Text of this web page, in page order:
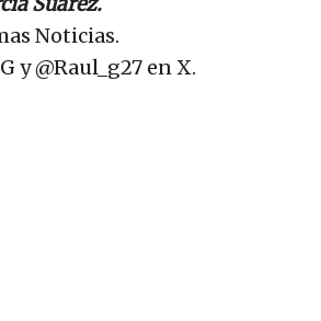
Noticias.
y @Raul_g27 en X.